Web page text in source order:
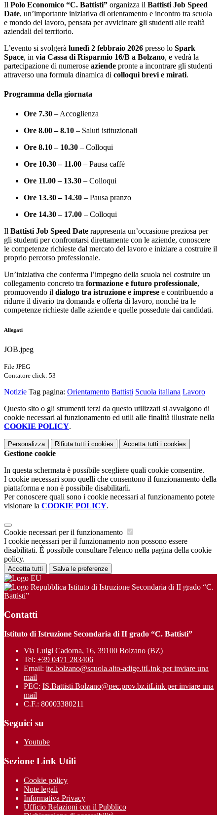
Il Polo Economico “C. Battisti” organizza il Battisti Job Speed
Date, un’importante iniziativa di orientamento e incontro tra scuola
e mondo del lavoro, pensata per avvicinare gli studenti alle realtà
aziendali del territorio.
L’evento si svolgerà lunedì 2 febbraio 2026 presso lo Spark
Space, in via Cassa di Risparmio 16/B a Bolzano, e vedrà la
partecipazione di numerose aziende pronte a incontrare gli studenti
attraverso una formula dinamica di colloqui brevi e mirati.
Programma della giornata
Ore 7.30 – Accoglienza
Ore 8.00 – 8.10 – Saluti istituzionali
Ore 8.10 – 10.30 – Colloqui
Ore 10.30 – 11.00 – Pausa caffè
Ore 11.00 – 13.30 – Colloqui
Ore 13.30 – 14.30 – Pausa pranzo
Ore 14.30 – 17.00 – Colloqui
Il Battisti Job Speed Date rappresenta un’occasione preziosa per
gli studenti per confrontarsi direttamente con le aziende, conoscere
le competenze richieste dal mercato del lavoro e iniziare a costruire il
proprio percorso professionale.
Un’iniziativa che conferma l’impegno della scuola nel costruire un
collegamento concreto tra formazione e futuro professionale,
promuovendo il dialogo tra istruzione e imprese e contribuendo a
ridurre il divario tra domanda e offerta di lavoro, nonché tra le
competenze richieste dalle aziende e quelle possedute dai candidati.
Allegati
JOB.jpeg
File JPEG
Contatore click: 53
Notizie Tag pagina: Orientamento Battisti Scuola italiana Lavoro
Questo sito o gli strumenti terzi da questo utilizzati si avvalgono di
cookie necessari al funzionamento ed utili alle finalità illustrate nella
COOKIE POLICY.
Personalizza Rifiuta tutti i cookies Accetta tutti i cookies
Gestione cookie
In questa schermata è possibile scegliere quali cookie consentire.
I cookie necessari sono quelli che consentono il funzionamento della
piattaforma e non è possibile disabilitarli.
Per conoscere quali sono i cookie necessari al funzionamento potete
visionare la COOKIE POLICY.
Cookie necessari per il funzionamento
I cookie necessari per il funzionamento non possono essere
disabilitati. È possibile consultare l'elenco nella pagina della cookie
policy.
Accetta tutti Salva le preferenze
Istituto di Istruzione Secondaria di II grado “C.
Battisti”
Contatti
Istituto di Istruzione Secondaria di II grado “C. Battisti”
Via Luigi Cadorna, 16, 39100 Bolzano (BZ)
Tel: +39 0471 283406
Email: itc.bolzano@scuola.alto-adige.itLink per inviare una
mail
PEC: IS.Battisti.Bolzano@pec.prov.bz.itLink per inviare una
mail
C.F.: 80003380211
Seguici su
Youtube
Sezione Link Utili
Cookie policy
Note legali
Informativa Privacy
Ufficio Relazioni con il Pubblico